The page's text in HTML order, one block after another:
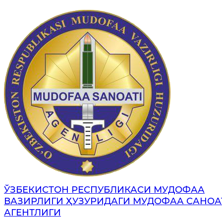
ЎЗБЕКИСТОН РЕСПУБЛИКАСИ МУДОФАА
ВАЗИРЛИГИ ҲУЗУРИДАГИ МУДОФАА
АГЕНТЛИГИ